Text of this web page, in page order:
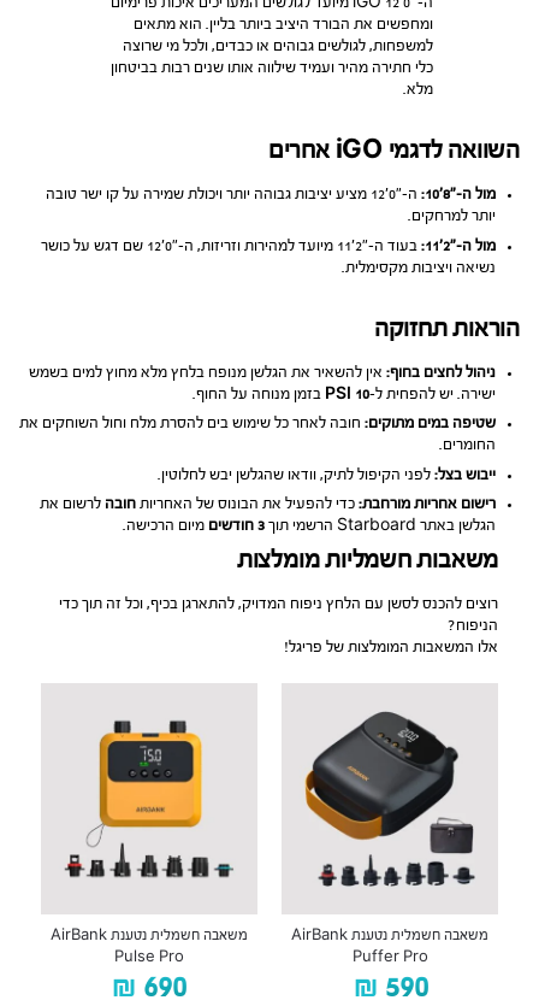
ומחפשים את הבורד היציב ביותר בליין. הוא מתאים
למשפחות, לגולשים גבוהים או כבדים, ולכל מי שרוצה
כלי חתירה מהיר ועמיד שילווה אותו שנים רבות בביטחון
מלא.
השוואה לדגמי iGO אחרים
מול ה-״8׳10:
ה-״0׳12 מציע יציבות גבוהה יותר ויכולת שמירה על קו ישר טובה
יותר למרחקים.
מול ה-״2׳11:
בעוד ה-״2׳11 מיועד למהירות וזריזות, ה-״0׳12 שם דגש על כושר
נשיאה ויציבות מקסימלית.
הוראות תחזוקה
ניהול לחצים בחוף: אין להשאיר את הגלשן מנופח בלחץ מלא מחוץ למים בשמש
ישירה. יש להפחית ל-10 PSI
בזמן מנוחה על החוף.
שטיפה במים מתוקים: חובה לאחר כל שימוש בים להסרת מלח וחול השוחקים את
החומרים.
ייבוש בצל: לפני הקיפול לתיק, וודאו שהגלשן יבש לחלוטין.
רישום אחריות מורחבת: כדי להפעיל את הבונוס של האחריות חובה לרשום את
הגלשן באתר Starboard הרשמי תוך
3 חודשים מיום הרכישה.
משאבות חשמליות מומלצות
רוצים להכנס לסשן עם הלחץ ניפוח המדויק, להתארגן בכיף, וכל זה תוך כדי
הניפוח?
אלו המשאבות המומלצות של פריגל!
משאבה חשמלית נטענת AirBank
Puffer Pro
₪ 590
משאבה חשמלית נטענת AirBank
Pulse Pro
₪ 690